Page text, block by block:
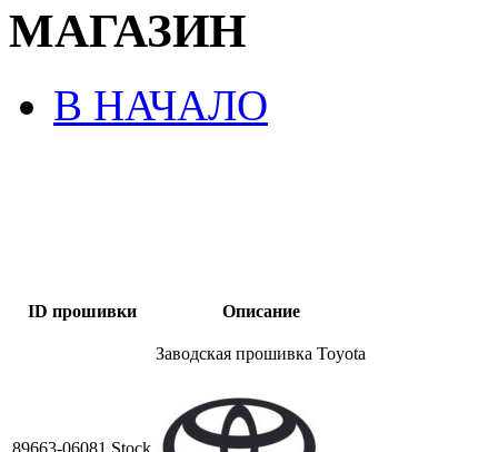
МАГАЗИН
В НАЧАЛО
ID прошивки Описание
89663-06081 Stock
Заводская прошивка Toyota